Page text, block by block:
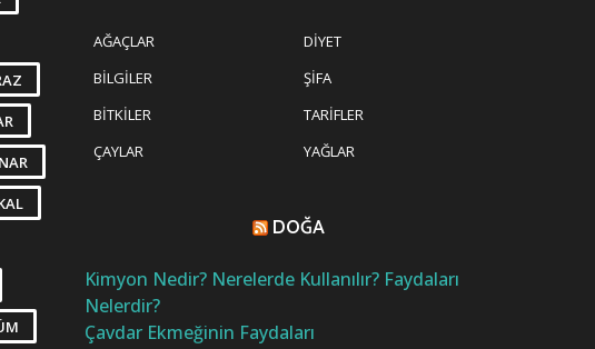
NAR
AĞAÇLAR
BILGILER
BITKILER
ÇAYLAR
DIYET
ŞIFA
TARIFLER
YAĞLAR
DOĞA
Kimyon Nedir? Nerelerde Kullanılır? Faydaları
Nelerdir?
Çavdar Ekmeğinin Faydaları